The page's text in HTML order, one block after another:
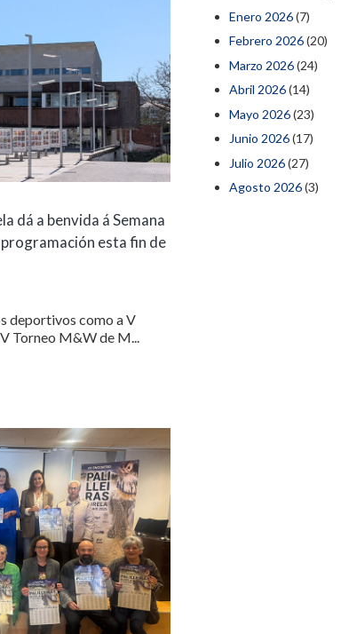
dá a benvida á Semana
esta fin de
deportivos como a V
Torneo M&W de M...
Enero 2026(7)
Febrero 2026(20)
Marzo 2026(24)
Abril 2026(14)
Mayo 2026(23)
Junio 2026(17)
Julio 2026(27)
Agosto 2026(3)